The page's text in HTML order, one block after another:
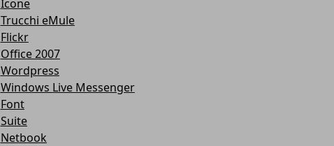
Icone
Trucchi eMule
Flickr
Office 2007
Wordpress
Windows Live Messenger
Font
Suite
Netbook